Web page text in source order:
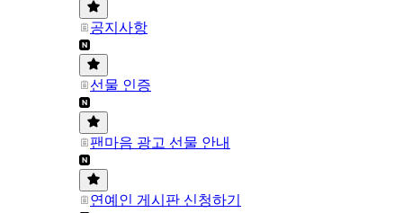
공지사항
선물 인증
팬마음 광고 선물 안내
연예인 게시판 신청하기